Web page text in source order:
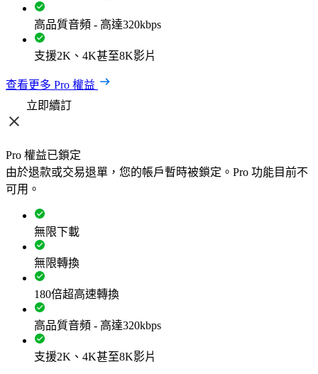
高品質音頻 - 高達320kbps
支援2K、4K甚至8K影片
查看更多 Pro 權益
立即續訂
Pro 權益已鎖定
由於退款或交易退單，您的帳戶暫時被鎖定。Pro 功能目前不
可用。
無限下載
無限轉換
180倍超高速轉換
高品質音頻 - 高達320kbps
支援2K、4K甚至8K影片